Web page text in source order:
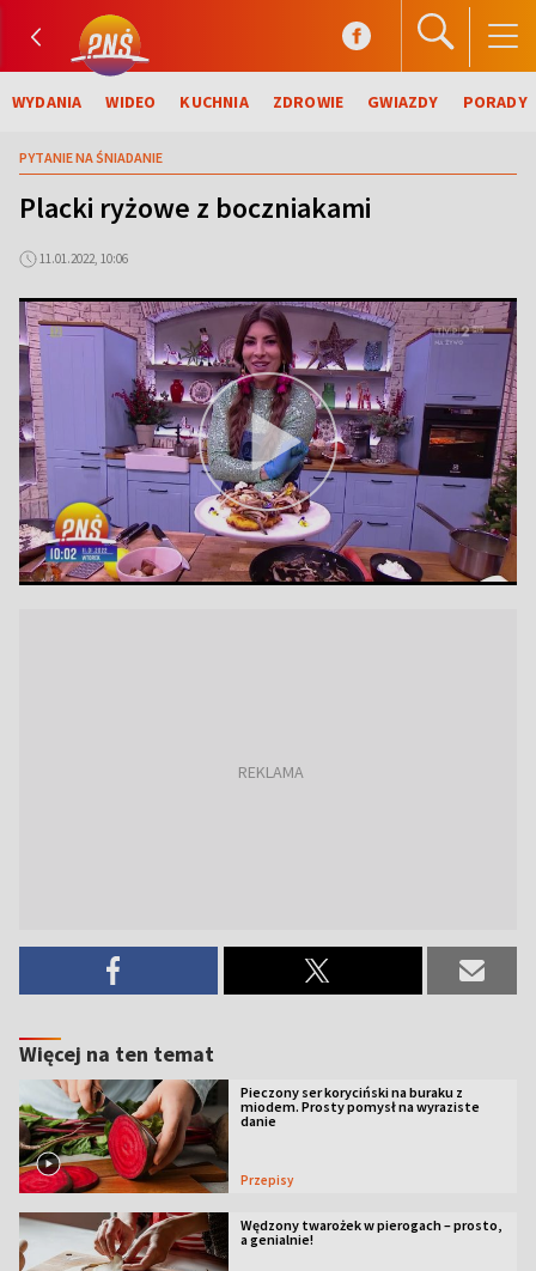
WYDANIA WIDEO KUCHNIA ZDROWIE GWIAZDY PORADY
PYTANIE NA ŚNIADANIE
Placki ryżowe z boczniakami
11.01.2022, 10:06
Więcej na ten temat
Pieczony ser koryciński na buraku z
miodem. Prosty pomysł na wyraziste
danie
Przepisy
Wędzony twarożek w pierogach – prosto,
a genialnie!